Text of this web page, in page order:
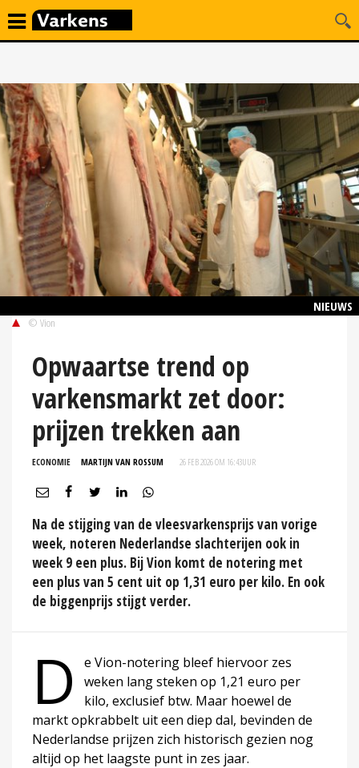
NIEUWS
© Vion
Opwaartse trend op
varkensmarkt zet door:
prijzen trekken aan
ECONOMIE MARTIJN VAN ROSSUM 26 FEB 2026 OM 16:43UUR
Na de stijging van de vleesvarkensprijs van vorige
week, noteren Nederlandse slachterijen ook in
week 9 een plus. Bij Vion komt de notering met
een plus van 5 cent uit op 1,31 euro per kilo. En ook
de biggenprijs stijgt verder.
D
e Vion-notering bleef hiervoor zes
weken lang steken op 1,21 euro per
kilo, exclusief btw. Maar hoewel de
markt opkrabbelt uit een diep dal, bevinden de
Nederlandse prijzen zich historisch gezien nog
altijd op het laagste punt in zes jaar.